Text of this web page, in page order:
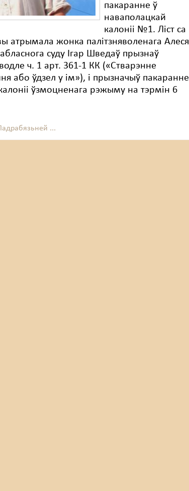
пакаранне ў
наваполацкай
калоніі №1. Ліст са
атрымала жонка палітзняволенага Алеся
суду Ігар Шведаў прызнаў
ч. 1 арт. 361-1 КК («Стварэнне
або ўдзел у ім»), і прызначыў пакаранне
ўзмоцненага рэжыму на тэрмін 6
...